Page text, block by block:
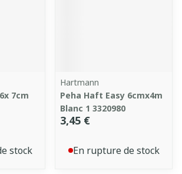
7cm
stock
Hartmann
Peha Haft Easy 6cmx4m
Blanc 1 3320980
3,45 €
En rupture de stock